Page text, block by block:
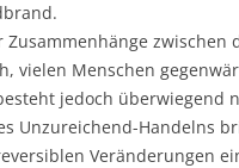
Zusammenhänge
vielen Menschen
jedoch überwiegend
Unzureichend-Handelns
Veränderungen